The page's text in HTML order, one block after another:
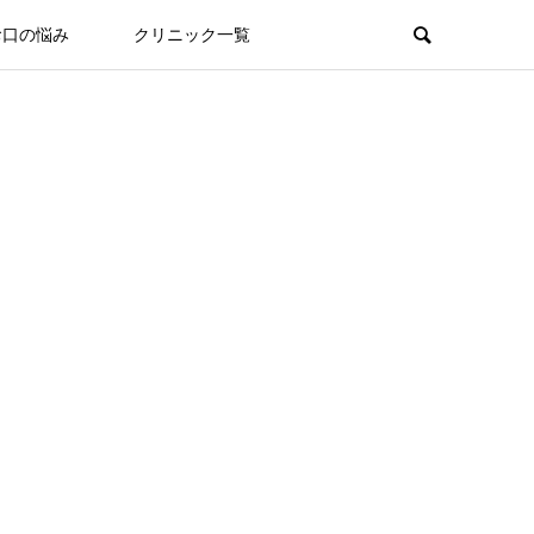
の悩み クリニック一覧